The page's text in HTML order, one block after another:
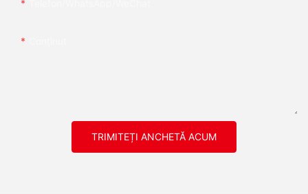
TRIMITEȚI ANCHETĂ ACUM